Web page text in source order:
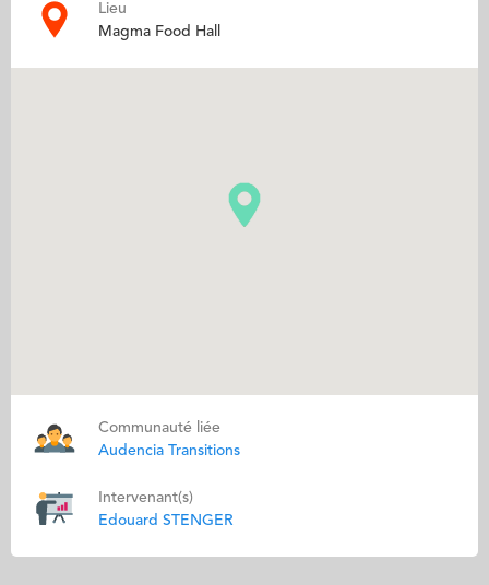
Lieu
Magma Food Hall
Communauté liée
Audencia Transitions
Intervenant(s)
Edouard STENGER